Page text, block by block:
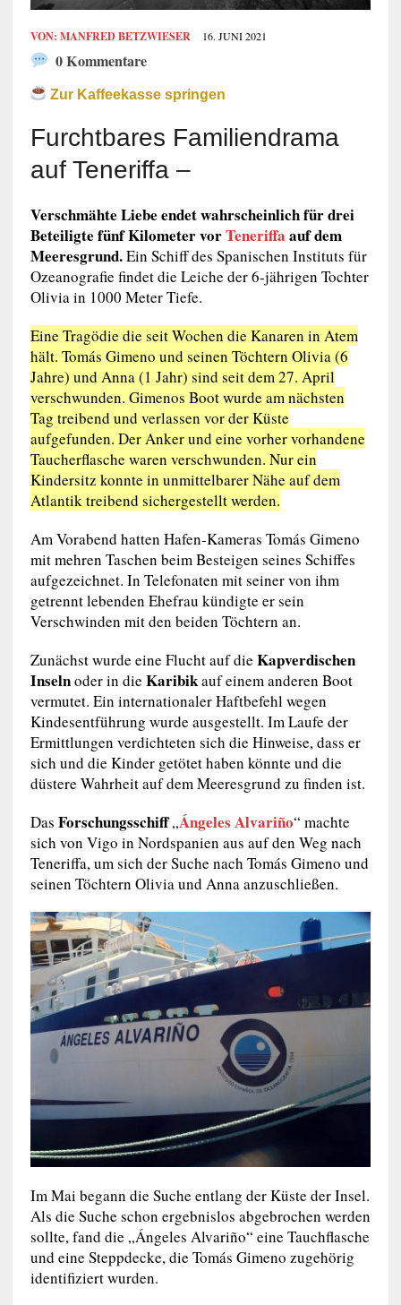
VON: MANFRED BETZWIESER 16. JUNI 2021
0 Kommentare
Zur Kaffeekasse springen
Furchtbares Familiendrama
auf Teneriffa –
Verschmähte Liebe endet wahrscheinlich für drei
Beteiligte fünf Kilometer vorTeneriffa auf dem
Meeresgrund.Ein Schiff des Spanischen Instituts für
Ozeanografie findet die Leiche der 6-jährigen Tochter
Olivia in 1000 Meter Tiefe.
Eine Tragödie die seit Wochen die Kanaren in Atem
hält. Tomás Gimeno und seinen Töchtern Olivia (6
Jahre) und Anna (1 Jahr) sind seit dem 27. April
verschwunden. Gimenos Boot wurde am nächsten
Tag treibend und verlassen vor der Küste
aufgefunden. Der Anker und eine vorher vorhandene
Taucherflasche waren verschwunden. Nur ein
Kindersitz konnte in unmittelbarer Nähe auf dem
Atlantik treibend sichergestellt werden.
Am Vorabend hatten Hafen-Kameras Tomás Gimeno
mit mehren Taschen beim Besteigen seines Schiffes
aufgezeichnet. In Telefonaten mit seiner von ihm
getrennt lebenden Ehefrau kündigte er sein
Verschwinden mit den beiden Töchtern an.
Zunächst wurde eine Flucht auf die Kapverdischen
Inselnoder in die Karibikauf einem anderen Boot
vermutet. Ein internationaler Haftbefehl wegen
Kindesentführung wurde ausgestellt. Im Laufe der
Ermittlungen verdichteten sich die Hinweise, dass er
sich und die Kinder getötet haben könnte und die
düstere Wahrheit auf dem Meeresgrund zu finden ist.
Das Forschungsschiff„Ángeles Alvariño“ machte
sich von Vigo in Nordspanien aus auf den Weg nach
Teneriffa, um sich der Suche nach Tomás Gimeno und
seinen Töchtern Olivia und Anna anzuschließen.
Im Mai begann die Suche entlang der Küste der Insel.
Als die Suche schon ergebnislos abgebrochen werden
sollte, fand die „Ángeles Alvariño“ eine Tauchflasche
und eine Steppdecke, die Tomás Gimeno zugehörig
identifiziert wurden.